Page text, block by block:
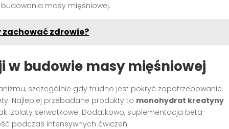
masy mięśniowej.
zdrowie?
w budowie masy mięśniowej
szczególnie gdy trudno jest pokryć zapotrzebowanie
Najlepiej przebadane produkty to monohydrat kreatyny
izolaty serwatkowe. Dodatkowo, suplementacja beta-
podczas intensywnych ćwiczeń.